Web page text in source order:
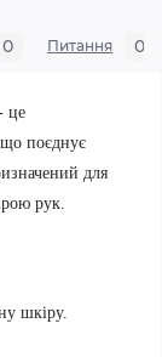
0 Питання 0
це
що поєднує
для
рук.
шкіру.